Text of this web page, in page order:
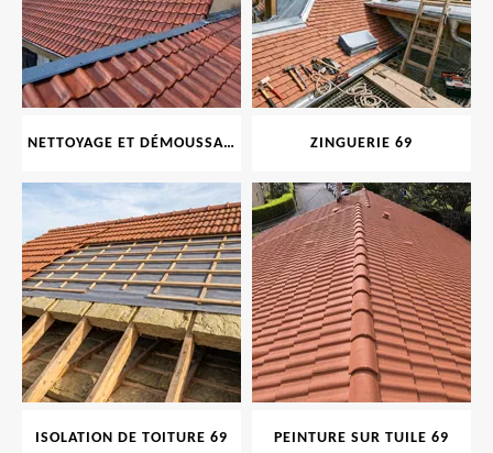
NETTOYAGE ET DÉMOUSSAGE DE TOITURE ET FAÇADE 69 ZINGUERIE 69
ISOLATION DE TOITURE 69 PEINTURE SUR TUILE 69